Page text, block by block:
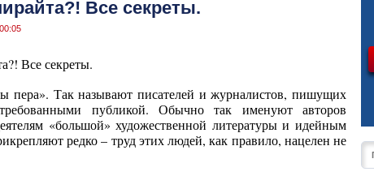
Все секреты.
пера». Так называют писателей и журналистов, пишущих
публикой. Обычно так именуют авторов
«большой» художественной литературы и идейным
редко – труд этих людей, как правило, нацелен не